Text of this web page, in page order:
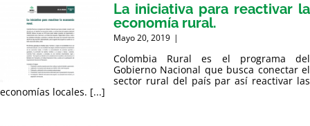
La iniciativa para reactivar la
economía rural.
Mayo 20, 2019 |
Colombia Rural es el programa del
Gobierno Nacional que busca conectar el
sector rural del país par así reactivar las
economías locales. [...]